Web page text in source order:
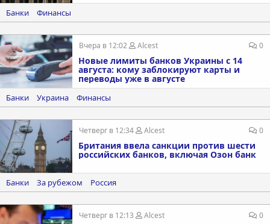
Банки Финансы
Новые лимиты банков Украины с 14
августа: кому заблокируют карты и
переводы уже в августе
Вчера в 12:02 Alcest 0
Банки Украина Финансы
Британия ввела санкции против шести
российских банков, включая Озон банк
Четверг в 12:34 Alcest 0
Банки За рубежом Россия
Четверг в 12:13 Alcest 0